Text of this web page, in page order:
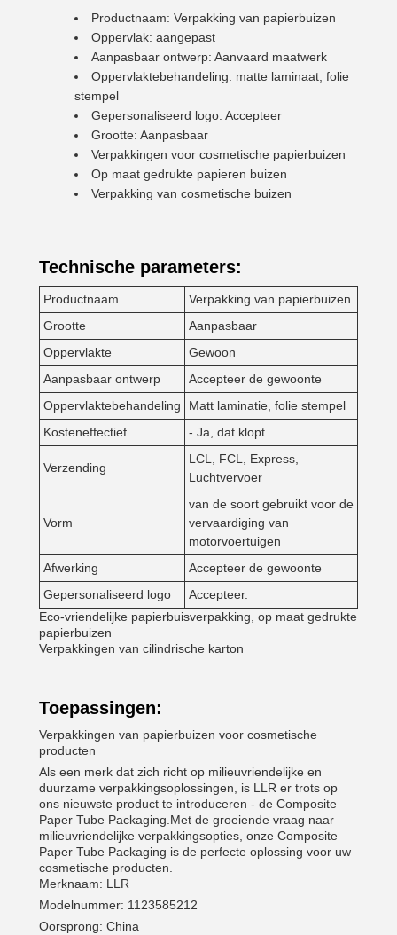
Productnaam: Verpakking van papierbuizen
Oppervlak: aangepast
Aanpasbaar ontwerp: Aanvaard maatwerk
Oppervlaktebehandeling: matte laminaat, folie
stempel
Gepersonaliseerd logo: Accepteer
Grootte: Aanpasbaar
Verpakkingen voor cosmetische papierbuizen
Op maat gedrukte papieren buizen
Verpakking van cosmetische buizen
Technische parameters:
Productnaam
Verpakking van papierbuizen
Grootte
Aanpasbaar
Oppervlakte
Gewoon
Aanpasbaar ontwerp
Accepteer de gewoonte
Oppervlaktebehandeling
Matt laminatie, folie stempel
Kosteneffectief
- Ja, dat klopt.
Verzending
LCL, FCL, Express,
Luchtvervoer
Vorm
van de soort gebruikt voor de
vervaardiging van
motorvoertuigen
Afwerking
Accepteer de gewoonte
Gepersonaliseerd logo
Accepteer.
Eco-vriendelijke papierbuisverpakking, op maat gedrukte
papierbuizen
Verpakkingen van cilindrische karton
Toepassingen:
Verpakkingen van papierbuizen voor cosmetische
producten
Als een merk dat zich richt op milieuvriendelijke en
duurzame verpakkingsoplossingen, is LLR er trots op
ons nieuwste product te introduceren - de Composite
Paper Tube Packaging.Met de groeiende vraag naar
milieuvriendelijke verpakkingsopties, onze Composite
Paper Tube Packaging is de perfecte oplossing voor uw
cosmetische producten.
Merknaam: LLR
Modelnummer: 1123585212
Oorsprong: China